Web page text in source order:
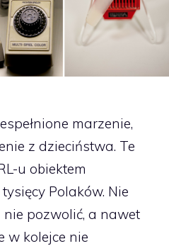
marzenie,
z dzieciństwa. Te
u obiektem
Polaków. Nie
nie pozwolić, a nawet
w kolejce nie